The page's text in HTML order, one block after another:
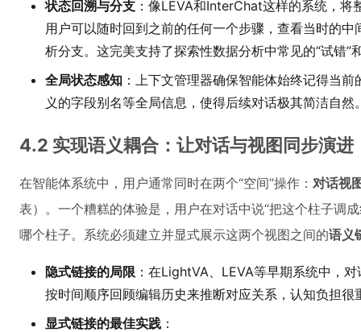
状态回溯与分支 ：像LEVA和InterChat这样的系统，
用户可以随时回到之前的任何一个步骤，查看当时的
析分支。这完美支持了探索性数据分析中常见的“试错”
全局状态感知 ：上下文管理器确保智能体始终记得当
义的字段别名等全局信息，使得后续对话极其简洁自然
4.2 实现语义耦合：让对话与视图同步演进
在智能体系统中，用户通常同时在两个“空间”操作： 对话视
表）。一个糟糕的体验是，用户在对话中说“把这个柱子调
哪个柱子。系统必须建立并显式展示这两个视图之间的语义
隐式链接的局限 ：在LightVA、LEVA等早期系统中，
按时间顺序回顾编辑历史来推断对应关系，认知负担很
显式链接的最佳实践 ：